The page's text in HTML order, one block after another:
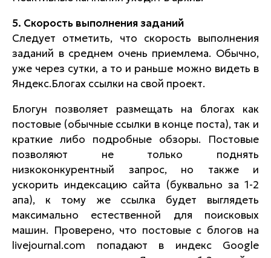
5. Скорость выполнения заданий
Следует отметить, что скорость выполнения
заданий в среднем очень приемлема. Обычно,
уже через сутки, а то и раньше можно видеть в
Яндекс.Блогах ссылки на свой проект.
Блогун позволяет размещать на блогах как
постовые (обычные ссылки в конце поста), так и
краткие либо подробные обзоры. Постовые
позволяют не только поднять
низкоконкурентный запрос, но также и
ускорить индексацию сайта (буквально за 1-2
апа), к тому же ссылка будет выглядеть
максимально естественной для поисковых
машин. Проверено, что постовые с блогов на
livejournal.com попадают в индекс Google